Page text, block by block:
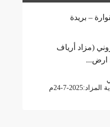
(مزاد أرياف
ارض...
المزاد:24-7-2025م